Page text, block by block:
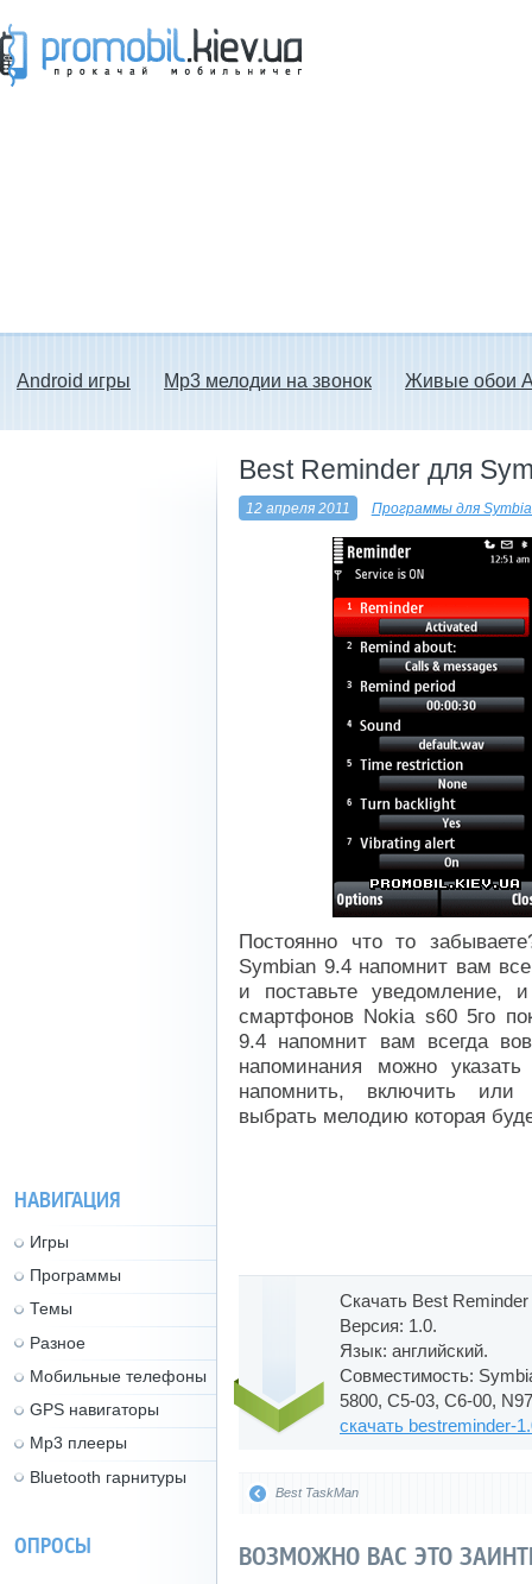
Android игры Mp3 мелодии на звонок Живые обои
Best Reminder для
12 апреля 2011 Программы для
Постоянно что то
Symbian 9.4 напомнит вам
и поставьте уведомление,
смартфонов Nokia s60 5го
9.4 напомнит вам всегда
напоминания можно
напомнить, включить или
выбрать мелодию которая
Скачать Best
Версия: 1.0.
Язык: английский.
Совместимость:
5800, C5-03, C6-00,
скачать bestreminder-
Best TaskMan
ВОЗМОЖНО ВАС ЭТО
НАВИГАЦИЯ
Игры
Программы
Темы
Разное
Мобильные телефоны
GPS навигаторы
Mp3 плееры
Bluetooth гарнитуры
ОПРОСЫ